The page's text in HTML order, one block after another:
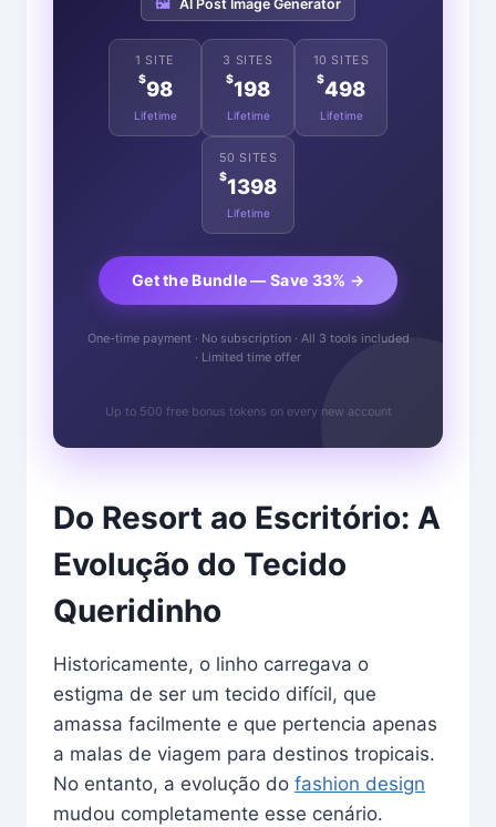
🖼️ AI Post Image Generator
1 SITE
$98
Lifetime
3 SITES
$198
Lifetime
10 SITES
$498
Lifetime
50 SITES
$1398
Lifetime
Get the Bundle — Save 33% →
One-time payment · No subscription · All 3 tools included
· Limited time offer
Up to 500 free bonus tokens on every new account
Do Resort ao Escritório: A
Evolução do Tecido
Queridinho
Historicamente, o linho carregava o
estigma de ser um tecido difícil, que
amassa facilmente e que pertencia apenas
a malas de viagem para destinos tropicais.
No entanto, a evolução do fashion design
mudou completamente esse cenário.